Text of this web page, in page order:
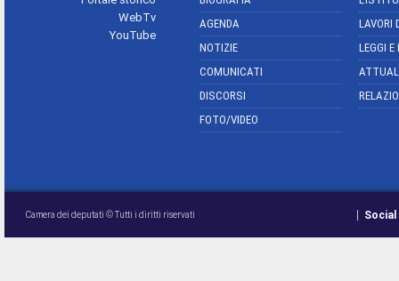
WebTv
YouTube
AGENDA
NOTIZIE
COMUNICATI
DISCORSI
FOTO/VIDEO
LAVORI
LEGGI
Camera dei deputati © Tutti i diritti riservati Social